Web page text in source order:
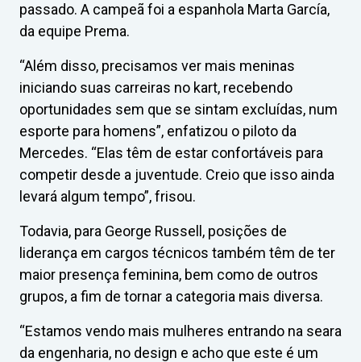
passado. A campeã foi a espanhola Marta García,
da equipe Prema.
“Além disso, precisamos ver mais meninas
iniciando suas carreiras no kart, recebendo
oportunidades sem que se sintam excluídas, num
esporte para homens”, enfatizou o piloto da
Mercedes. “Elas têm de estar confortáveis para
competir desde a juventude. Creio que isso ainda
levará algum tempo”, frisou.
Todavia, para George Russell, posições de
liderança em cargos técnicos também têm de ter
maior presença feminina, bem como de outros
grupos, a fim de tornar a categoria mais diversa.
“Estamos vendo mais mulheres entrando na seara
da engenharia, no design e acho que este é um